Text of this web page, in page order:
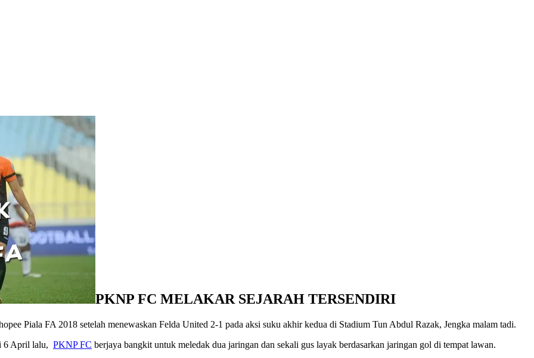
PKNP FC MELAKAR SEJARAH TERSENDIRI
Piala FA 2018 setelah menewaskan Felda United 2-1 pada aksi suku akhir kedua di Stadium Tun Abdul Razak, Jengka malam tadi.
6 April lalu, PKNP FC berjaya bangkit untuk meledak dua jaringan dan sekali gus layak berdasarkan jaringan gol di tempat lawan.